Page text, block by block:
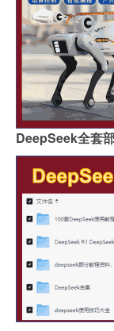
DeepSeek全套